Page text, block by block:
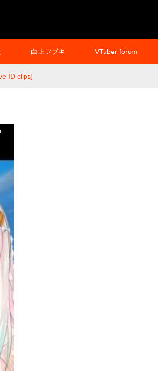
白上フブキ VTuber forum
ID clips]